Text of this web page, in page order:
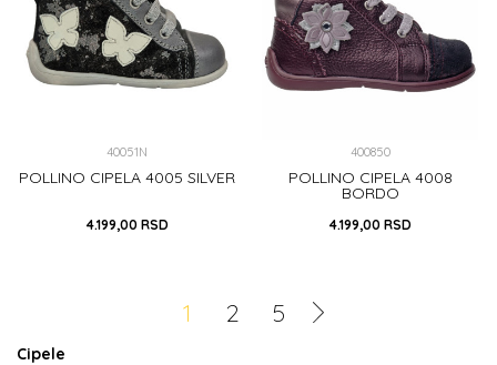
40051N
POLLINO CIPELA 4005 SILVER
4.199,00 RSD
DODAJ U KORPU
400850
POLLINO CIPELA 4008
BORDO
4.199,00 RSD
DODAJ U KORPU
1 2 5
Cipele